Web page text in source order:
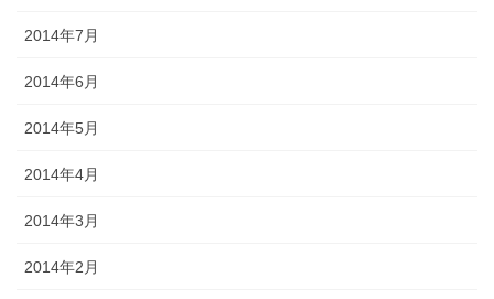
2014年7月
2014年6月
2014年5月
2014年4月
2014年3月
2014年2月